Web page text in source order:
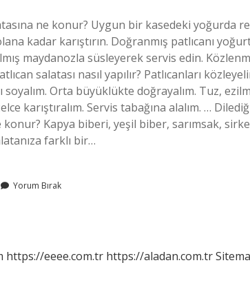
ne konur? Uygun bir kasedeki yoğurda
kadar karıştırın. Doğranmış patlıcanı yoğurt
maydanozla süsleyerek servis edin.
salatası nasıl yapılır? Patlıcanları
soyalım. Orta büyüklükte doğrayalım. Tuz,
karıştıralım. Servis tabağına alalım. …
konur? Kapya biberi, yeşil biber, sarımsak,
farklı bir…
Yorum Bırak
https://eeee.com.tr https://aladan.com.tr